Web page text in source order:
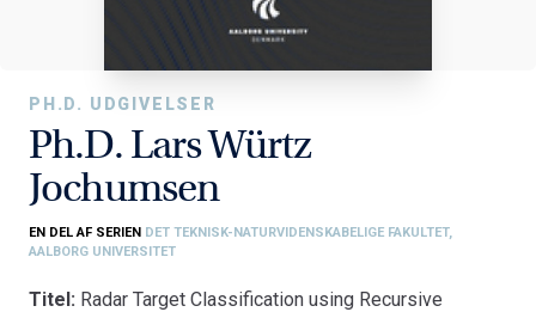
PH.D. UDGIVELSER
Ph.D. Lars Würtz
Jochumsen
EN DEL AF SERIEN DET TEKNISK-NATURVIDENSKABELIGE FAKULTET,
AALBORG UNIVERSITET
Titel: Radar Target Classification using Recursive